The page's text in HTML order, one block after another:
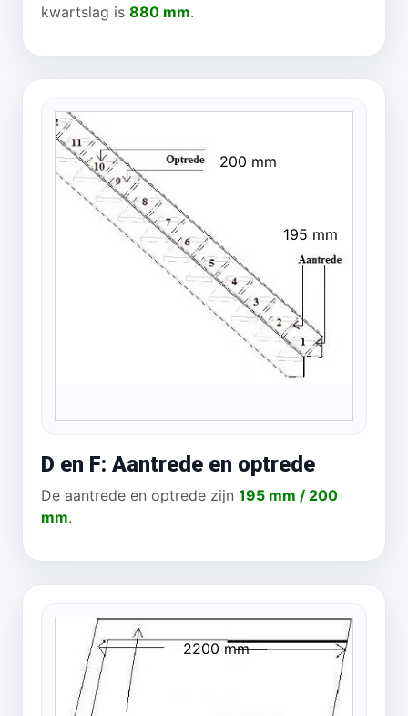
kwartslag is 880 mm.
200 mm
195 mm
D en F: Aantrede en optrede
De aantrede en optrede zijn 195 mm / 200
mm.
2200 mm